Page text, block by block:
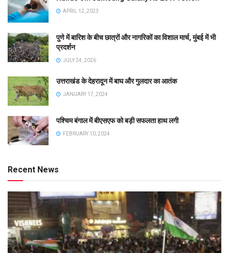
APRIL 12, 2023
पुणे में बारिश के बीच छात्रों और नागरिकों का विशाल मार्च, मुंबई में भी
प्रदर्शन
JULY 24, 2026
उत्तराखंड के देहरादून में बाघ और गुलदार का आतंक
JANUARY 17, 2024
पश्चिम बंगाल में बीएसएफ को बड़ी सफलता हाथ लगी
FEBRUARY 10, 2024
Recent News